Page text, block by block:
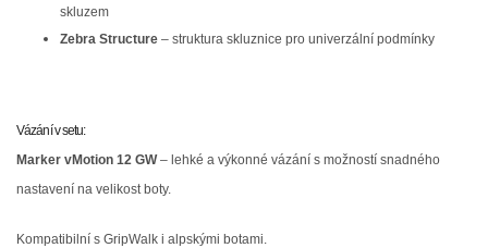
skluzem
Zebra Structure – struktura skluznice pro univerzální podmínky
Vázání v setu:
Marker vMotion 12 GW– lehké a výkonné vázání s možností snadného
nastavení na velikost boty.
Kompatibilní s GripWalk i alpskými botami.